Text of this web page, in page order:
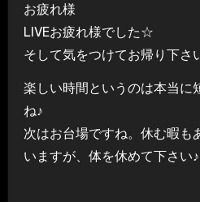
お疲れ様
LIVEお疲れ様でした☆
そして気をつけてお帰り下さ
楽しい時間というのは本当に
ね♪
次はお台場ですね。休む暇も
いますが、体を休めて下さい♪